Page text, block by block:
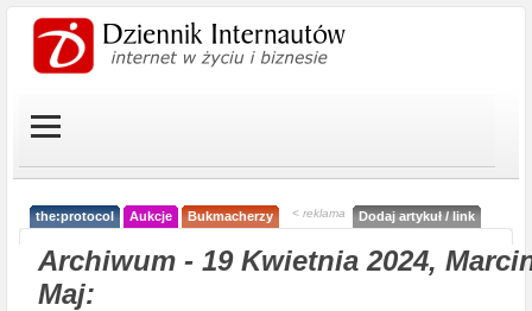
the:protocol Aukcje Bukmacherzy < reklama Dodaj artykuł / link
Archiwum - 19 Kwietnia 2024,
Maj: